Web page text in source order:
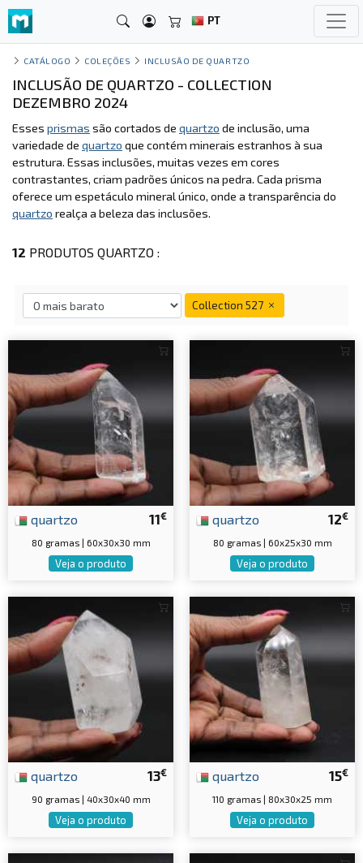
PT
CATÁLOGO COLEÇÕES INCLUSÃO DE QUARTZO
INCLUSÃO DE QUARTZO - COLLECTION
DEZEMBRO 2024
Esses prismas são cortados de quartzo de inclusão, uma
variedade de quartzo que contém minerais estranhos à sua
estrutura. Essas inclusões, muitas vezes em cores
contrastantes, criam padrões únicos na pedra. Cada prisma
oferece um espetáculo mineral único, onde a transparência do
quartzo realça a beleza das inclusões.
12 PRODUTOS QUARTZO :
Collection 527
11€
quartzo
80 gramas | 60x30x30 mm
Veja o produto
12€
quartzo
80 gramas | 60x25x30 mm
Veja o produto
13€
quartzo
90 gramas | 40x30x40 mm
Veja o produto
15€
quartzo
110 gramas | 80x30x25 mm
Veja o produto